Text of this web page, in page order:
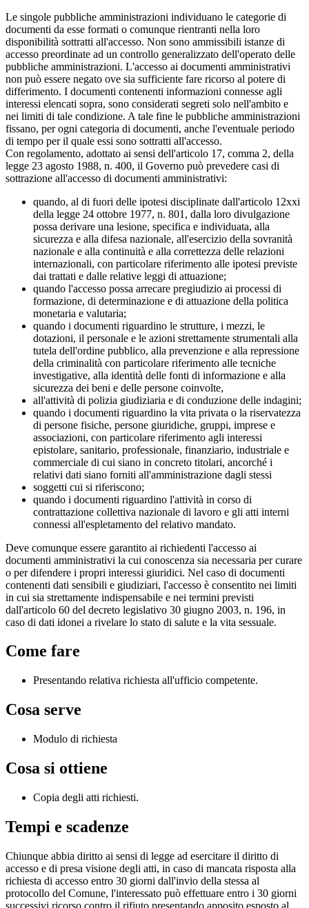
Le singole pubbliche amministrazioni individuano le categorie di
documenti da esse formati o comunque rientranti nella loro
disponibilità sottratti all'accesso. Non sono ammissibili istanze di
accesso preordinate ad un controllo generalizzato dell'operato delle
pubbliche amministrazioni. L'accesso ai documenti amministrativi
non può essere negato ove sia sufficiente fare ricorso al potere di
differimento. I documenti contenenti informazioni connesse agli
interessi elencati sopra, sono considerati segreti solo nell'ambito e
nei limiti di tale condizione. A tale fine le pubbliche amministrazioni
fissano, per ogni categoria di documenti, anche l'eventuale periodo
di tempo per il quale essi sono sottratti all'accesso.
Con regolamento, adottato ai sensi dell'articolo 17, comma 2, della
legge 23 agosto 1988, n. 400, il Governo può prevedere casi di
sottrazione all'accesso di documenti amministrativi:
quando, al di fuori delle ipotesi disciplinate dall'articolo 12xxi
della legge 24 ottobre 1977, n. 801, dalla loro divulgazione
possa derivare una lesione, specifica e individuata, alla
sicurezza e alla difesa nazionale, all'esercizio della sovranità
nazionale e alla continuità e alla correttezza delle relazioni
internazionali, con particolare riferimento alle ipotesi previste
dai trattati e dalle relative leggi di attuazione;
quando l'accesso possa arrecare pregiudizio ai processi di
formazione, di determinazione e di attuazione della politica
monetaria e valutaria;
quando i documenti riguardino le strutture, i mezzi, le
dotazioni, il personale e le azioni strettamente strumentali alla
tutela dell'ordine pubblico, alla prevenzione e alla repressione
della criminalità con particolare riferimento alle tecniche
investigative, alla identità delle fonti di informazione e alla
sicurezza dei beni e delle persone coinvolte,
all'attività di polizia giudiziaria e di conduzione delle indagini;
quando i documenti riguardino la vita privata o la riservatezza
di persone fisiche, persone giuridiche, gruppi, imprese e
associazioni, con particolare riferimento agli interessi
epistolare, sanitario, professionale, finanziario, industriale e
commerciale di cui siano in concreto titolari, ancorché i
relativi dati siano forniti all'amministrazione dagli stessi
soggetti cui si riferiscono;
quando i documenti riguardino l'attività in corso di
contrattazione collettiva nazionale di lavoro e gli atti interni
connessi all'espletamento del relativo mandato.
Deve comunque essere garantito ai richiedenti l'accesso ai
documenti amministrativi la cui conoscenza sia necessaria per curare
o per difendere i propri interessi giuridici. Nel caso di documenti
contenenti dati sensibili e giudiziari, l'accesso è consentito nei limiti
in cui sia strettamente indispensabile e nei termini previsti
dall'articolo 60 del decreto legislativo 30 giugno 2003, n. 196, in
caso di dati idonei a rivelare lo stato di salute e la vita sessuale.
Come fare
Presentando relativa richiesta all'ufficio competente.
Cosa serve
Modulo di richiesta
Cosa si ottiene
Copia degli atti richiesti.
Tempi e scadenze
Chiunque abbia diritto ai sensi di legge ad esercitare il diritto di
accesso e di presa visione degli atti, in caso di mancata risposta alla
richiesta di accesso entro 30 giorni dall'invio della stessa al
protocollo del Comune, l'interessato può effettuare entro i 30 giorni
successivi ricorso contro il rifiuto presentando apposito esposto al